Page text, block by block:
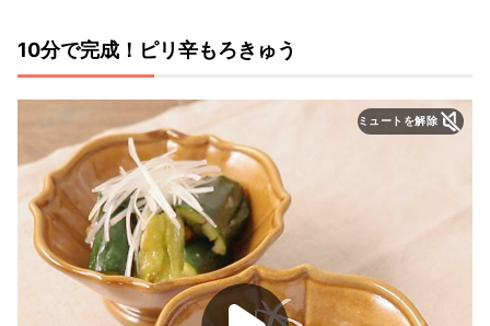
10分で完成！ピリ辛もろきゅう
ミュートを解除